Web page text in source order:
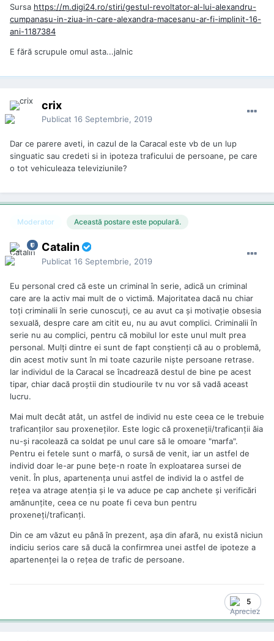
Sursa https://m.digi24.ro/stiri/gestul-revoltator-al-lui-alexandru-
cumpanasu-in-ziua-in-care-alexandra-macesanu-ar-fi-implinit-16-
ani-1187384
E fără scrupule omul asta...jalnic
crix
Publicat 16 Septembrie, 2019
Dar ce parere aveti, in cazul de la Caracal este vb de un lup
singuatic sau credeti si in ipoteza traficului de persoane, pe care
o tot vehiculeaza televiziunile?
Moderator Această postare este populară.
Catalin
Publicat 16 Septembrie, 2019
Eu personal cred că este un criminal în serie, adică un criminal
care are la activ mai mult de o victimă. Majoritatea dacă nu chiar
toţi criminalii în serie cunoscuţi, ce au avut ca şi motivaţie obsesia
sexuală, despre care am citit eu, nu au avut complici. Criminalii în
serie nu au complici, pentru că mobilul lor este unul mult prea
personal. Mulţi dintre ei sunt de fapt conştienţi că au o problemă,
din acest motiv sunt în mi toate cazurile nişte persoane retrase.
Iar individul de la Caracal se încadrează destul de bine pe acest
tipar, chiar dacă proştii din studiourile tv nu vor să vadă aceast
lucru.
Mai mult decât atât, un astfel de individ nu este ceea ce le trebuie
traficanţilor sau proxeneţilor. Este logic că proxeneţii/traficanţii ăia
nu-şi racolează ca soldat pe unul care să le omoare "marfa".
Pentru ei fetele sunt o marfă, o sursă de venit, iar un astfel de
individ doar le-ar pune beţe-n roate în exploatarea sursei de
venit. În plus, apartenenţa unui astfel de individ la o astfel de
reţea va atrage atenţia şi le va aduce pe cap anchete şi verificări
amănunţite, ceea ce nu poate fi ceva bun pentru
proxeneţi/traficanţi.
Din ce am văzut eu până în prezent, aşa din afară, nu există niciun
indiciu serios care să ducă la confirmrea unei astfel de ipoteze a
apartenenţei la o reţea de trafic de persoane.
5